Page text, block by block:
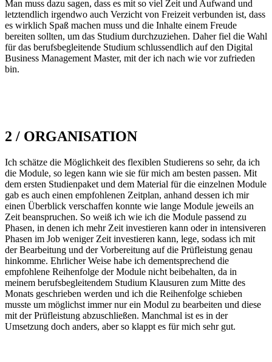
Man muss dazu sagen, dass es mit so viel Zeit und Aufwand und
letztendlich irgendwo auch Verzicht von Freizeit verbunden ist, dass
es wirklich Spaß machen muss und die Inhalte einem Freude
bereiten sollten, um das Studium durchzuziehen. Daher fiel die Wahl
für das berufsbegleitende Studium schlussendlich auf den Digital
Business Management Master, mit der ich nach wie vor zufrieden
bin.
2 / ORGANISATION
Ich schätze die Möglichkeit des flexiblen Studierens so sehr, da ich
die Module, so legen kann wie sie für mich am besten passen. Mit
dem ersten Studienpaket und dem Material für die einzelnen Module
gab es auch einen empfohlenen Zeitplan, anhand dessen ich mir
einen Überblick verschaffen konnte wie lange Module jeweils an
Zeit beanspruchen. So weiß ich wie ich die Module passend zu
Phasen, in denen ich mehr Zeit investieren kann oder in intensiveren
Phasen im Job weniger Zeit investieren kann, lege, sodass ich mit
der Bearbeitung und der Vorbereitung auf die Prüfleistung genau
hinkomme. Ehrlicher Weise habe ich dementsprechend die
empfohlene Reihenfolge der Module nicht beibehalten, da in
meinem berufsbegleitendem Studium Klausuren zum Mitte des
Monats geschrieben werden und ich die Reihenfolge schieben
musste um möglichst immer nur ein Modul zu bearbeiten und diese
mit der Prüfleistung abzuschließen. Manchmal ist es in der
Umsetzung doch anders, aber so klappt es für mich sehr gut.